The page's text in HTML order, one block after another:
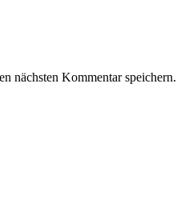
nächsten Kommentar speichern.